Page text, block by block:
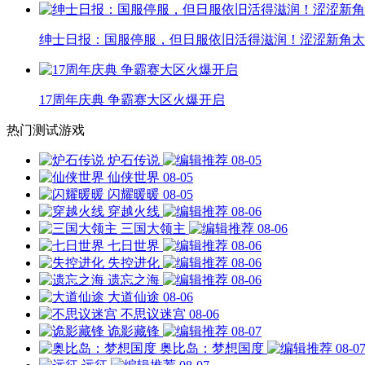
绅士日报：国服停服，但日服依旧活得滋润！涩涩新角
17周年庆典 争霸赛大区火爆开启
热门测试游戏
炉石传说
08-05
仙侠世界 08-05
闪耀暖暖 08-05
穿越火线
08-06
三国大领主
08-06
七日世界
08-06
失控进化
08-06
遗忘之海
08-06
大道仙途 08-06
不思议迷宫 08-06
诡影藏锋
08-07
奥比岛：梦想国度
08-07